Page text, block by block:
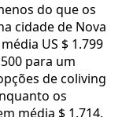
do que os
cidade de Nova
US $ 1.799
para um
de coliving
os
média $ 1.714.